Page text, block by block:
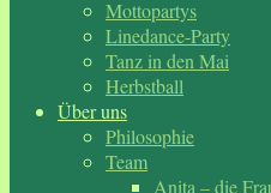
Mottopartys
Linedance-Party
Tanz in den Mai
Herbstball
Über uns
Philosophie
Team
Anita – die